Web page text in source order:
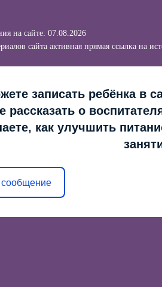
на сайте: 07.08.2026
сайта активная прямая ссылка на
записать ребёнка в
рассказать о
как улучшить
сообщение